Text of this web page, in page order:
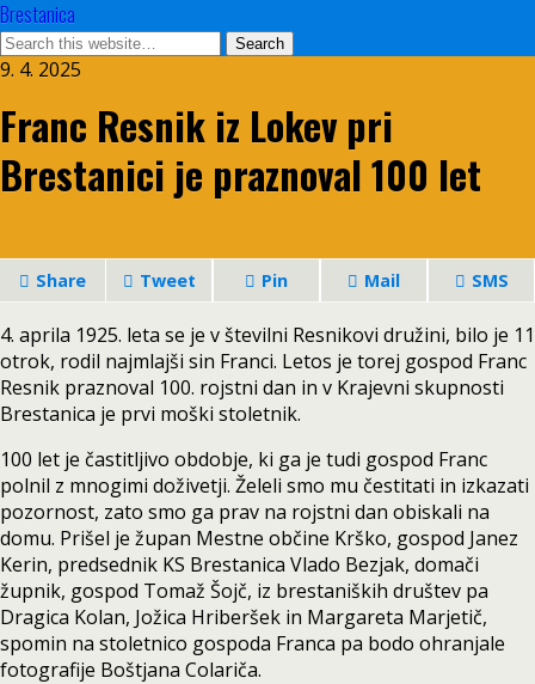
Brestanica
9. 4. 2025
Franc Resnik iz Lokev pri
Brestanici je praznoval 100 let
Share Tweet Pin Mail SMS
4. aprila 1925. leta se je v številni Resnikovi družini, bilo je 11
otrok, rodil najmlajši sin Franci. Letos je torej gospod Franc
Resnik praznoval 100. rojstni dan in v Krajevni skupnosti
Brestanica je prvi moški stoletnik.
100 let je častitljivo obdobje, ki ga je tudi gospod Franc
polnil z mnogimi doživetji. Želeli smo mu čestitati in izkazati
pozornost, zato smo ga prav na rojstni dan obiskali na
domu. Prišel je župan Mestne občine Krško, gospod Janez
Kerin, predsednik KS Brestanica Vlado Bezjak, domači
župnik, gospod Tomaž Šojč, iz brestaniških društev pa
Dragica Kolan, Jožica Hriberšek in Margareta Marjetič,
spomin na stoletnico gospoda Franca pa bodo ohranjale
fotografije Boštjana Colariča.